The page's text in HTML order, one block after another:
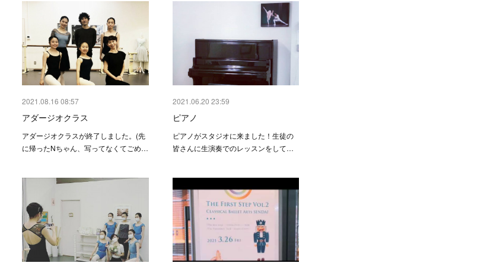
2021.08.16 08:57
アダージオクラス
アダージオクラスが終了しました。(先
に帰ったNちゃん、写ってなくてごめ…
2021.06.20 23:59
ピアノ
ピアノがスタジオに来ました！生徒の
皆さんに生演奏でのレッスンをして…